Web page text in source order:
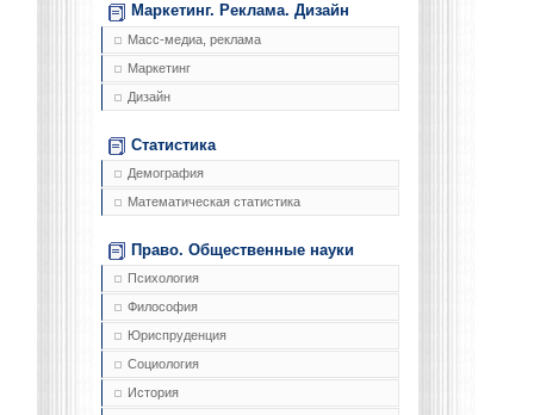
Маркетинг. Реклама. Дизайн
Масс-медиа, реклама
Маркетинг
Дизайн
Статистика
Демография
Математическая статистика
Право. Общественные науки
Психология
Философия
Юриспруденция
Социология
История